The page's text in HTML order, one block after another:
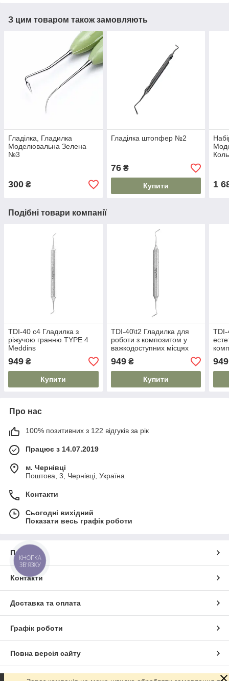
З цим товаром також замовляють
Гладілка, Гладилка
Моделювальна Зелена
№3
300 ₴
Гладілка штопфер №2
76₴
Купити 1
Подібні товари компанії
TDI-40 c4 Гладилка з
ріжучою гранню TYPE 4
Meddins
949 ₴
Купити
TDI-40\t2 Гладилка для
роботи з композитом у
важкодоступних місцях
949₴
Купити
TDI-
949
Про нас
100% позитивних з 122 відгуків за рік
Працює з 14.07.2019
м. Чернівці
Поштова, 3, Чернівці, Україна
Контакти
Сьогодні вихідний
Показати весь графік роботи
Про нас
Контакти
Доставка та оплата
Графік роботи
Повна версія сайту
Сайт створено на маркетплейсі Prom.ua
КНОПКА
ЗВ'ЯЗКУ